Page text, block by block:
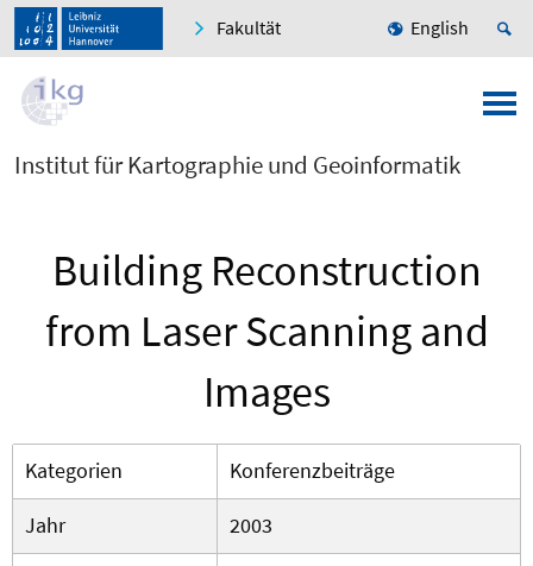
Fakultät English
Institut für Kartographie und Geoinformatik
Building Reconstruction
from Laser Scanning and
Images
Kategorien
Konferenzbeiträge
Jahr
2003